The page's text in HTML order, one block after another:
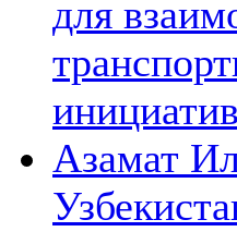
для
Азамат